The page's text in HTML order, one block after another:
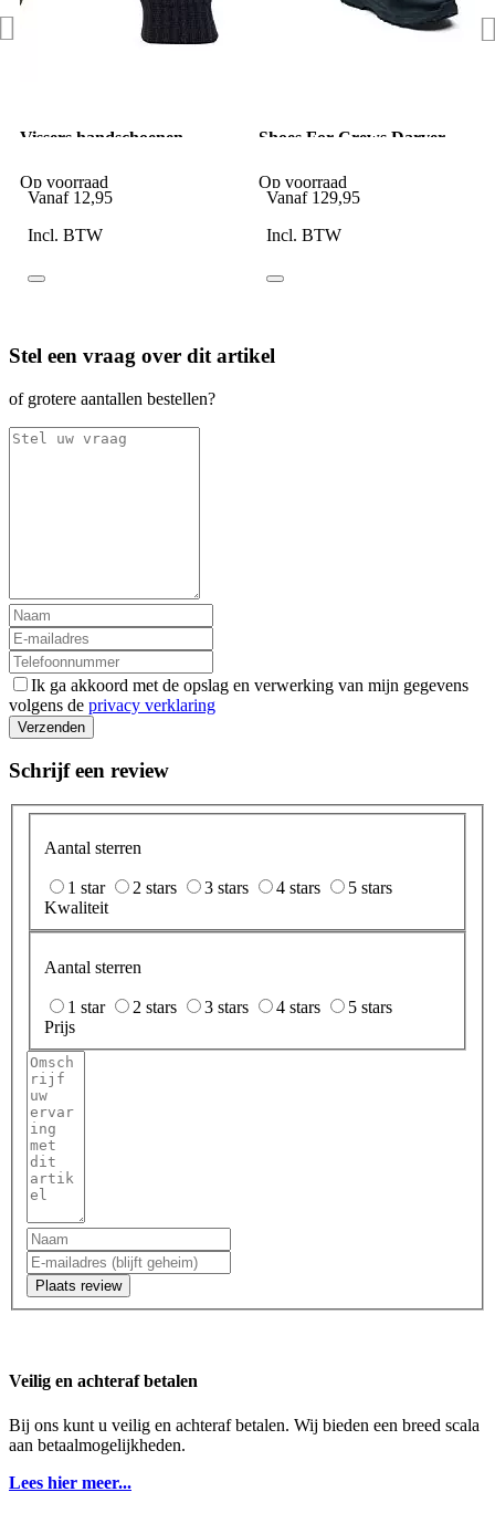
Vissers handschoenen
Op voorraad
Vanaf 12,95
Incl. BTW
Shoes For Crews Darver
Op voorraad
Vanaf 129,95
Incl. BTW
Stel een vraag over dit artikel
of grotere aantallen bestellen?
Ik ga akkoord met de opslag en verwerking van mijn gegevens
volgens de privacy verklaring
Verzenden
Schrijf een review
Aantal sterren
1 star 2 stars 3 stars 4 stars
5 stars
Kwaliteit
Aantal sterren
1 star 2 stars 3 stars 4 stars
5 stars
Prijs
Plaats review
Veilig en achteraf betalen
Bij ons kunt u veilig en achteraf betalen. Wij bieden een breed scala
aan betaalmogelijkheden.
Lees hier meer...